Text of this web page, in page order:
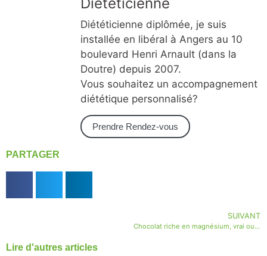
Diététicienne diplômée, je suis
installée en libéral à Angers au 10
boulevard Henri Arnault (dans la
Doutre) depuis 2007.
Vous souhaitez un accompagnement
diététique personnalisé?
Prendre Rendez-vous
PARTAGER
SUIVANT
Chocolat riche en magnésium, vrai ou faux?
Lire d'autres articles